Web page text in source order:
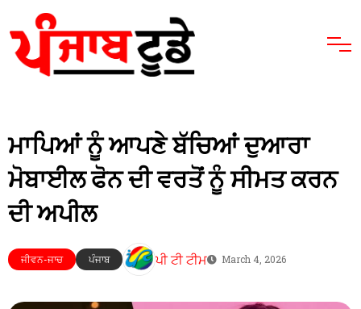
ਮਾਪਿਆਂ ਨੂੰ ਆਪਣੇ ਬੱਚਿਆਂ ਦੁਆਰਾ
ਮੋਬਾਈਲ ਫੋਨ ਦੀ ਵਰਤੋਂ ਨੂੰ ਸੀਮਤ ਕਰਨ
ਦੀ ਅਪੀਲ
ਜੀਵਨ-ਜਾਚ ਪੰਜਾਬ ਪੀ ਟੀ ਟੀਮ March 4, 2026